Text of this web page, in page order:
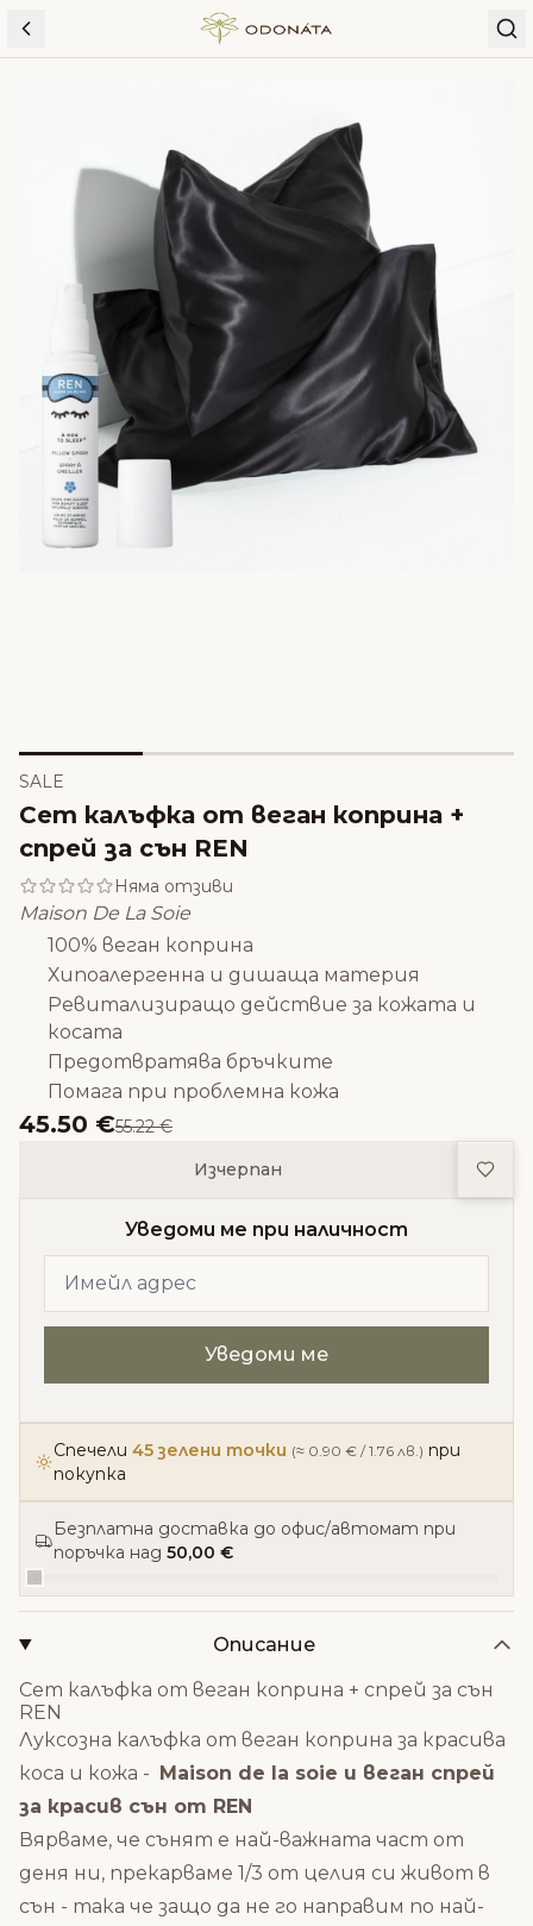
Skip to content
SALE
Сет калъфка от веган коприна +
спрей за сън REN
Няма отзиви
Maison De La Soie
100% веган коприна
Хипоалергенна и дишаща материя
Ревитализиращо действие за кожата и
косата
Предотвратява бръчките
Помага при проблемна кожа
45.50 €55.22 €
Изчерпан
Уведоми ме при наличност
Спечели 45 зелени точки (≈ 0.90 € / 1.76 лв.) при
покупка
Безплатна доставка до офис/автомат при
поръчка над 50,00 €
Описание
Сет калъфка от веган коприна + спрей за сън
REN
Луксозна калъфка от веган коприна за красива
коса и кожа - Maison de la soie и веган спрей
за красив сън от REN
Вярваме, че сънят е най-важната част от
деня ни, прекарваме 1/3 от целия си живот в
сън - така че защо да не го направим по най-